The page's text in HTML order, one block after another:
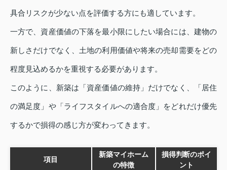
具合リスクが少ない点を評価する方にも適しています。
一方で、資産価値の下落を最小限にしたい場合には、建物の
新しさだけでなく、土地の利用価値や将来の売却需要をどの
程度見込めるかを重視する必要があります。
このように、新築は「資産価値の維持」だけでなく、「居住
の満足度」や「ライフスタイルへの適合度」をどれだけ優先
するかで損得の感じ方が変わってきます。
項目
新築マイホーム
の特徴
損得判断のポイ
ント